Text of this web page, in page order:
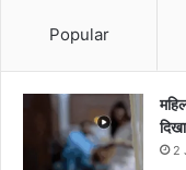
Popular
2